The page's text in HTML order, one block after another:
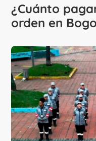
¿Cuánto
orden en